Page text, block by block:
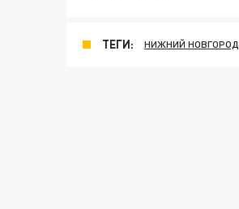
ТЕГИ: НИЖНИЙ НОВГОРОД